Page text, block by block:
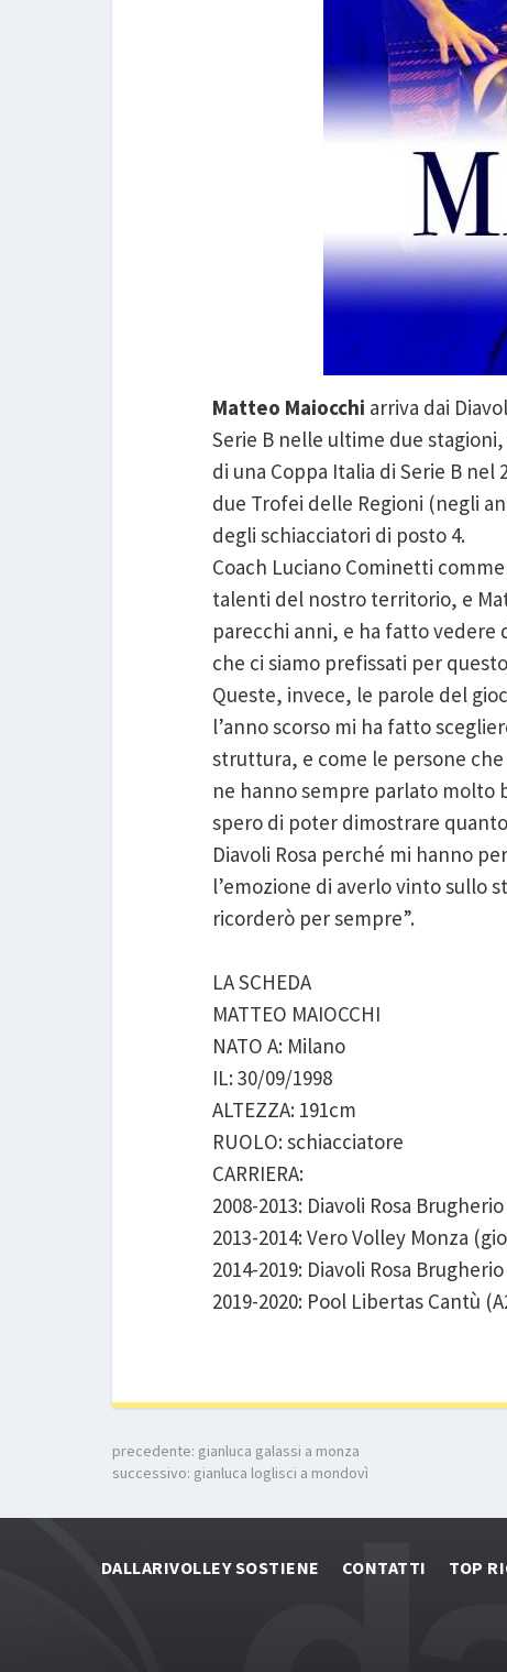
Matteo Maiocchi arriva dai
Serie B nelle ultime due
di una Coppa Italia di Serie B
due Trofei delle Regioni (negli
degli schiacciatori di posto 4.
Coach Luciano Cominetti
talenti del nostro territorio, e
parecchi anni, e ha fatto vedere
che ci siamo prefissati per
Queste, invece, le parole del
l’anno scorso mi ha fatto
struttura, e come le persone
ne hanno sempre parlato molto
spero di poter dimostrare
Diavoli Rosa perché mi hanno
l’emozione di averlo vinto sullo
ricorderò per sempre”.
LA SCHEDA
MATTEO MAIOCCHI
NATO A: Milano
IL: 30/09/1998
ALTEZZA: 191cm
RUOLO: schiacciatore
CARRIERA:
2008-2013: Diavoli Rosa
2013-2014: Vero Volley Monza
2014-2019: Diavoli Rosa
2019-2020: Pool Libertas Cantù
precedente: gianluca galassi a monza
successivo: gianluca loglisci a mondovì
DALLARIVOLLEY SOSTIENE CONTATTI TOP